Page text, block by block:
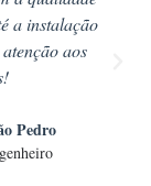
a instalação
aos
Pedro